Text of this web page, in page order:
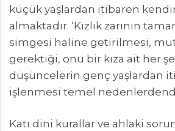
küçük yaşlardan itibaren
almaktadır. ‘Kızlık zarının
simgesi haline getirilmesi,
gerektiği, onu bir kıza ait her
düşüncelerin genç yaşlardan
işlenmesi temel
Katı dini kurallar ve ahlaki